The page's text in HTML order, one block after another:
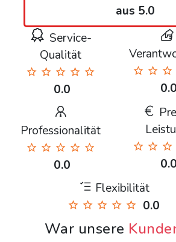
aus 5.0
Service-
Qualität
0.0 0.0
Professionalität
0.0
0.0
Flexibilität
0.0
War unsere